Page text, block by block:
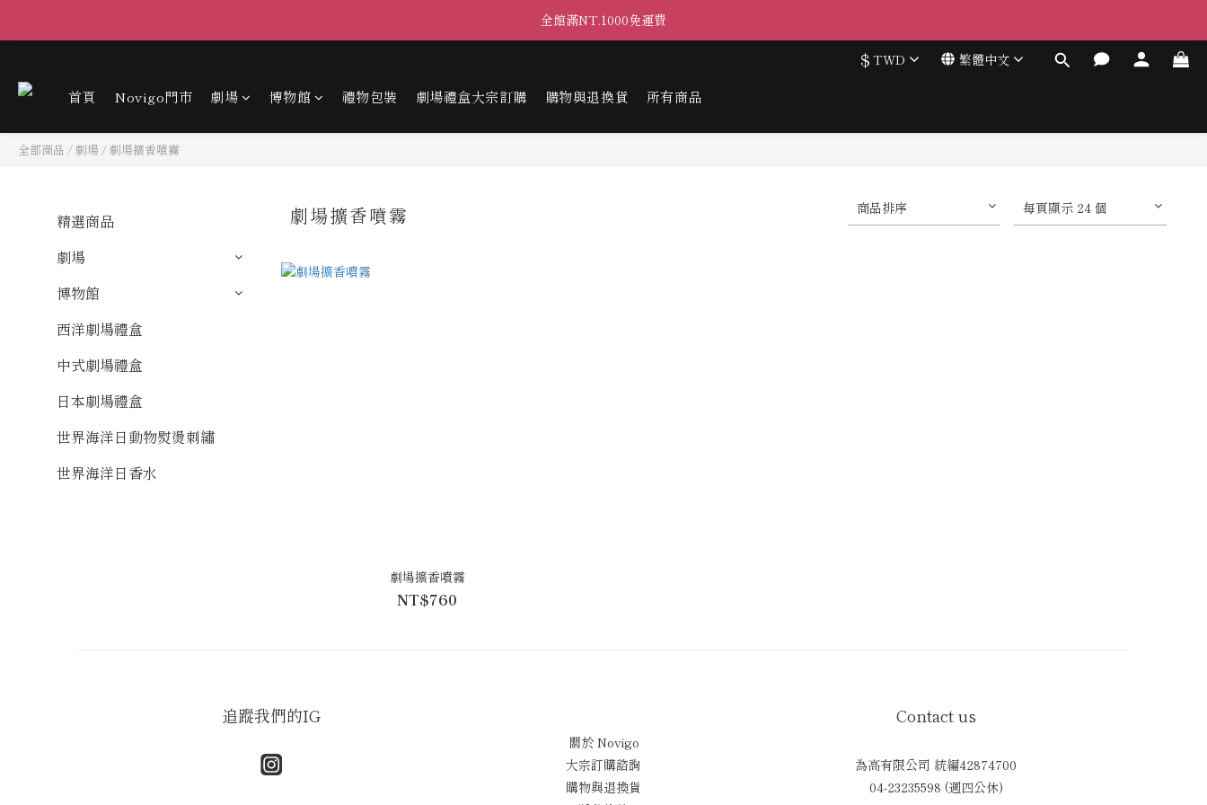
全館滿NT.1000免運費
$ TWD 繁體中文
首頁 Novigo門市 劇場 博物館 禮物包裝 劇場禮盒大宗訂購 購物與退換貨 所有商品
全部商品 /劇場 /劇場擴香噴霧
精選商品
劇場
博物館
西洋劇場禮盒
中式劇場禮盒
日本劇場禮盒
世界海洋日動物熨燙刺繡
世界海洋日香水
劇場擴香噴霧 商品排序 每頁顯示 24 個
劇場擴香噴霧
NT$760
追蹤我們的IG
關於 Novigo
大宗訂購諮詢
購物與退換貨
Contact us
為高有限公司 統編42874700
04-23235598 (週四公休)